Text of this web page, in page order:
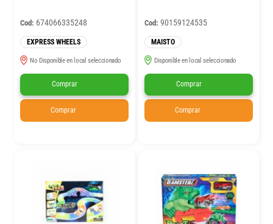
Cod: 674066335248
EXPRESS WHEELS
No Disponible en local seleccionado
Comprar
Comprar
Cod: 90159124535
MAISTO
Disponible en local seleccionado
Comprar
Comprar